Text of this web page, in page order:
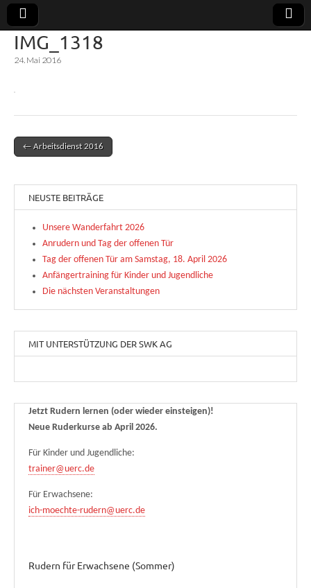
Uerdinger
Ruderclub
e.V.
Rudern in
Krefeld-
IMG_1318
24. Mai 2016
Post navigation
← Arbeitsdienst 2016
NEUSTE BEITRÄGE
Unsere Wanderfahrt 2026
Anrudern und Tag der offenen Tür
Tag der offenen Tür am Samstag, 18. April 2026
Anfängertraining für Kinder und Jugendliche
Die nächsten Veranstaltungen
MIT UNTERSTÜTZUNG DER SWK AG
Jetzt Rudern lernen (oder wieder einsteigen)!
Neue Ruderkurse ab April 2026.
Für Kinder und Jugendliche:
trainer@uerc.de
Für Erwachsene:
ich-moechte-rudern@uerc.de
Rudern für Erwachsene (Sommer)